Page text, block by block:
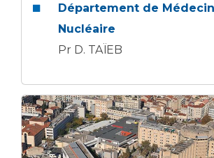
Les recherches en santé à
Lieu de santé sans tabac
Département de
Nucléaire
Pr D. TAÏEB